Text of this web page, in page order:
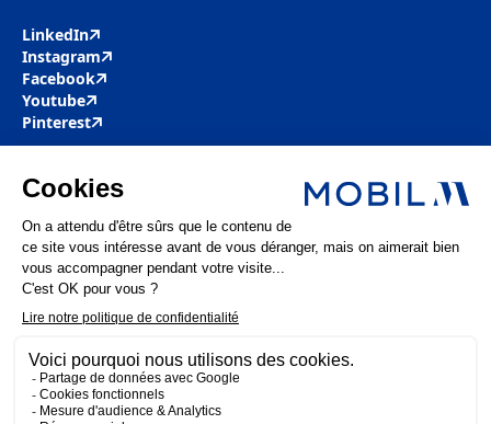
LinkedIn
Instagram
Facebook
Youtube
Pinterest
Mobil M & Vous
Nos offres d’emploi
Actualités
FAQ